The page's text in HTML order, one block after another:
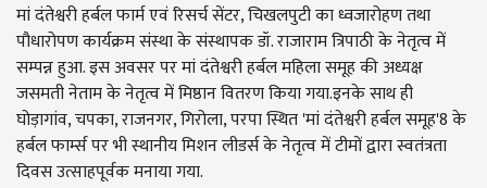
मां दंतेश्वरी हर्बल फार्म एवं रिसर्च सेंटर, चिखलपुटी का ध्वजारोहण तथा
पौधारोपण कार्यक्रम संस्था के संस्थापक डॉ. राजाराम त्रिपाठी के नेतृत्व में
सम्पन्न हुआ. इस अवसर पर मां दंतेश्वरी हर्बल महिला समूह की अध्यक्ष
जसमती नेताम के नेतृत्व में मिष्ठान वितरण किया गया.इनके साथ ही
घोड़ागांव, चपका, राजनगर, गिरोला, परपा स्थित 'मां दंतेश्वरी हर्बल समूह'8 के
हर्बल फार्म्स पर भी स्थानीय मिशन लीडर्स के नेतृत्व में टीमों द्वारा स्वतंत्रता
दिवस उत्साहपूर्वक मनाया गया.